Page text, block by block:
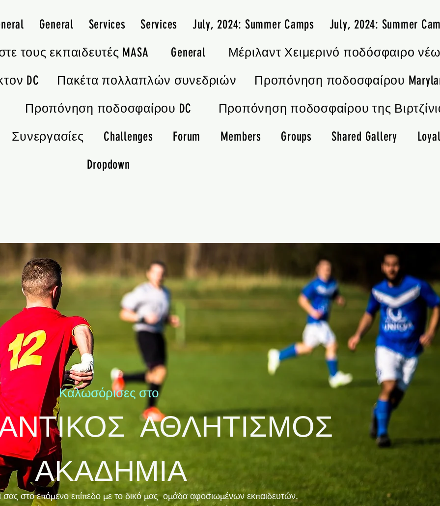
General Services Services July, 2024: Summer Camps
July, 2024: Summer
τους εκπαιδευτές MASA
General
Μέριλαντ Χειμερινό ποδόσφαιρο
DC
Πακέτα πολλαπλών συνεδριών
Προπόνηση ποδοσφαίρου
Προπόνηση ποδοσφαίρου DC
Προπόνηση ποδοσφαίρου της
Συνεργασίες
Challenges Forum Members Groups Shared Gallery
Dropdown
Καλωσόρισες στο
ΑΘΛΗΤΙΣΜΟΣ
ΑΚΑΔΗΜΙΑ
σας στο επόμενο επίπεδο με το δικό μας ομάδα αφοσιωμένων εκπαιδευτών.